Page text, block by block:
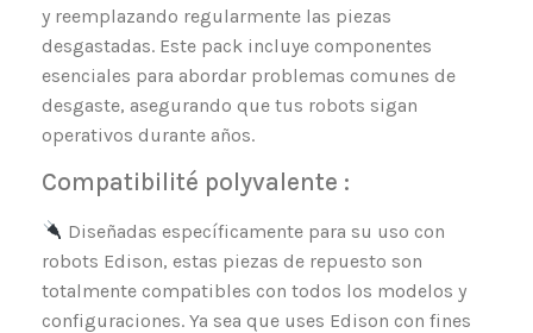
y reemplazando regularmente las piezas
desgastadas. Este pack incluye componentes
esenciales para abordar problemas comunes de
desgaste, asegurando que tus robots sigan
operativos durante años.
Compatibilité polyvalente :
Diseñadas específicamente para su uso con
robots Edison, estas piezas de repuesto son
totalmente compatibles con todos los modelos y
configuraciones. Ya sea que uses Edison con fines